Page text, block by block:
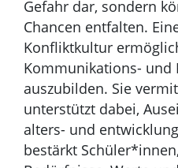
Gefahr dar, sondern
Chancen entfalten.
Konfliktkultur
Kommunikations- und
auszubilden. Sie
unterstützt dabei,
alters- und
bestärkt